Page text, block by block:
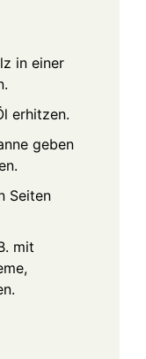
in einer
erhitzen.
geben
Seiten
mit